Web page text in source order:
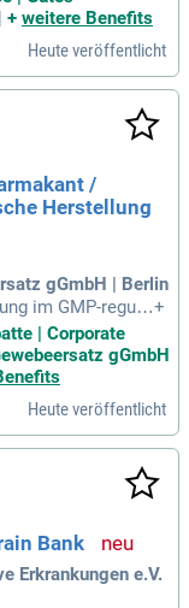
Arbeiten Sie
700 Mitarbeitern
Als FIFA
die Möglichk
Nutzen Sie je
beizutr
| + weitere Benefits
Heute veröffentlicht
/
Herstellung
gGmbH | Berlin
im GMP-reguli
für die Leb
Bei uns
wie Jahress
bieten wir eine jä
Erf
Wochenend- o
und z
und Zuverlässigke
+
| Corporate
gGmbH
Heute veröffentlicht
Bank
Erkrankungen e.V.